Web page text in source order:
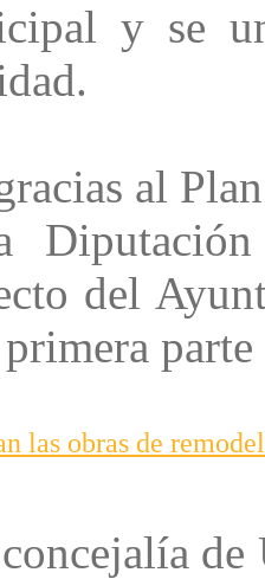
y se
al
del
las obras de
de